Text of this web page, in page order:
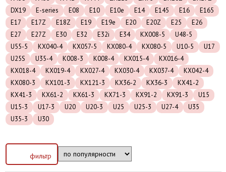
DX19
E-series E08 E10 E10e E14 E145 E16
E165
E17
E17Z E18Z E19 E19e E20 E20Z E25
E26
E27
E27Z E30 E32 E32i E34 KX008-5
U48-5
U55-5
KX040-4 KX057-5 KX080-4 KX080-5 U10-5
U17
U25S
U35-4 K008-3 K008-4 KX015-4
KX016-4
KX018-4
KX019-4 KX027-4 KX030-4 KX037-4
KX042-4
KX080-3
KX101-3 KX121-3 KX36-2 KX36-3
KX41-2
KX41-3
KX61-2 KX61-3 KX71-3 KX91-2 KX91-3
U15
U15-3
U17-3 U20 U20-3 U25 U25-3 U27-4
U35
U35-3
U30
фильтр